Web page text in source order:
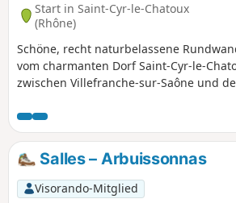
Start in Saint-Cyr-le-Chatoux
(Rhône)
Schöne, recht naturbelassene
vom charmanten Dorf Saint-Cyr-le-
zwischen Villefranche-sur-Saône und
viel Schatten. Tapetenwechsel
Aussicht von den Heiden auf dem
Allemands.
Salles – Arbuissonnas
Visorando-Mitglied